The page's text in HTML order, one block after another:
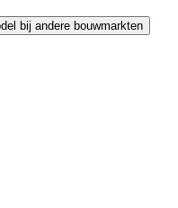
bij andere bouwmarkten